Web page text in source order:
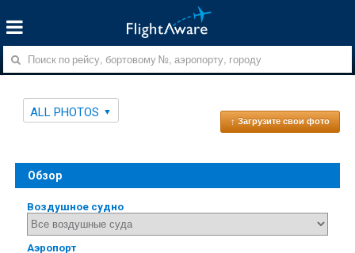
ALL PHOTOS
↑ Загрузите свои фото
Обзор
Воздушное судно
Аэропорт